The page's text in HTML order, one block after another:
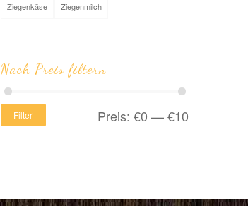
Ziegenkäse Ziegenmilch
Nach Preis filtern
Filter Preis:€0 —€10